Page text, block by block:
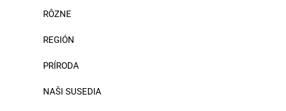
RÔZNE
REGIÓN
PRÍRODA
NAŠI SUSEDIA